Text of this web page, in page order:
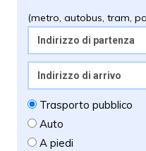
(metro, autobus, tram,
Trasporto pubblico
Auto
A piedi